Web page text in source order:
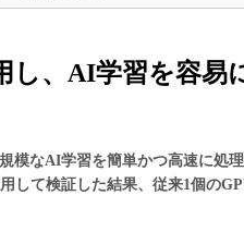
TECHNO-FRONTIER
VR／AR
フィールドサービス
組み込み画像技術
組み込みモデリング
FA
モビリティ
し、AI学習を容易
模なAI学習を簡単かつ高速に処
して検証した結果、従来1個の